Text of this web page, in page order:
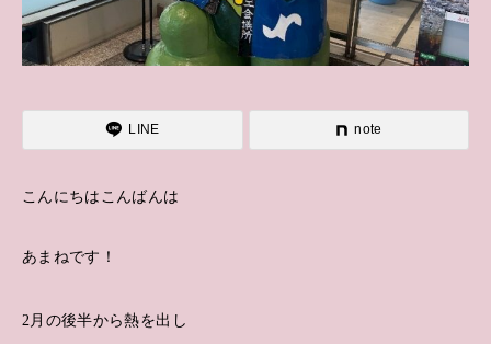
LINE note
こんにちはこんばんは
あまねです！
2月の後半から熱を出し